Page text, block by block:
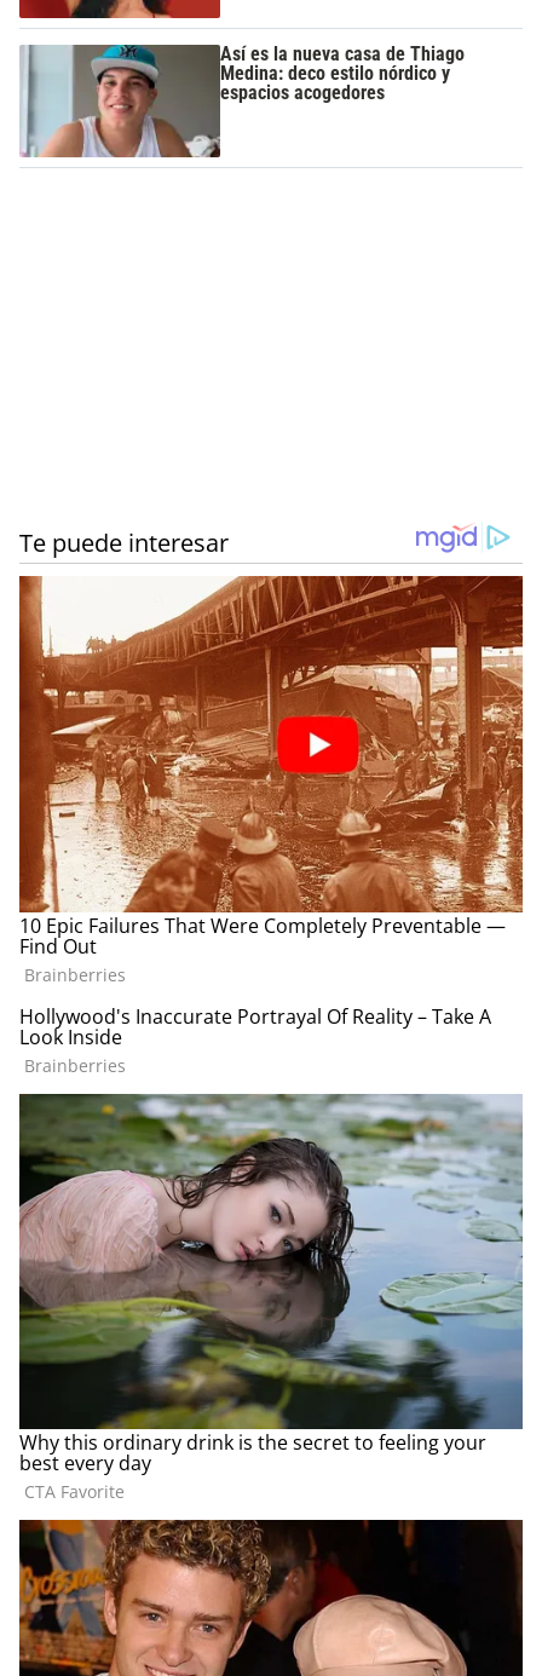
Así es la nueva casa de Thiago
Medina: deco estilo nórdico y
espacios acogedores